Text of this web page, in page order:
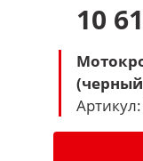
10
Артикул: